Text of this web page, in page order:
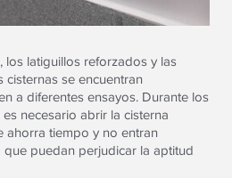
los latiguillos reforzados y las
se encuentran
a diferentes ensayos. Durante los
necesario abrir la cisterna
ahorra tiempo y no entran
puedan perjudicar la aptitud